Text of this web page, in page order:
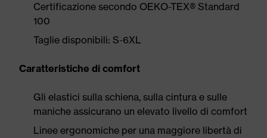
Certificazione secondo OEKO-TEX® Standard
100
Taglie disponibili: S-6XL
Caratteristiche di comfort
Gli elastici sulla schiena, sulla cintura e sulle
maniche assicurano un elevato livello di comfort
Linee ergonomiche per una maggiore libertà di